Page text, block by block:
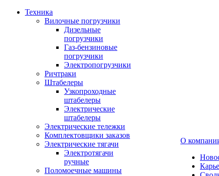
Техника
Вилочные погрузчики
Дизельные
погрузчики
Газ-бензиновые
погрузчики
Электропогрузчики
Ричтраки
Штабелеры
Узкопроходные
штабелеры
Электрические
штабелеры
Электрические тележки
Комплектовщики заказов
Электрические тягачи
Электротягачи
ручные
Поломоечные машины
О